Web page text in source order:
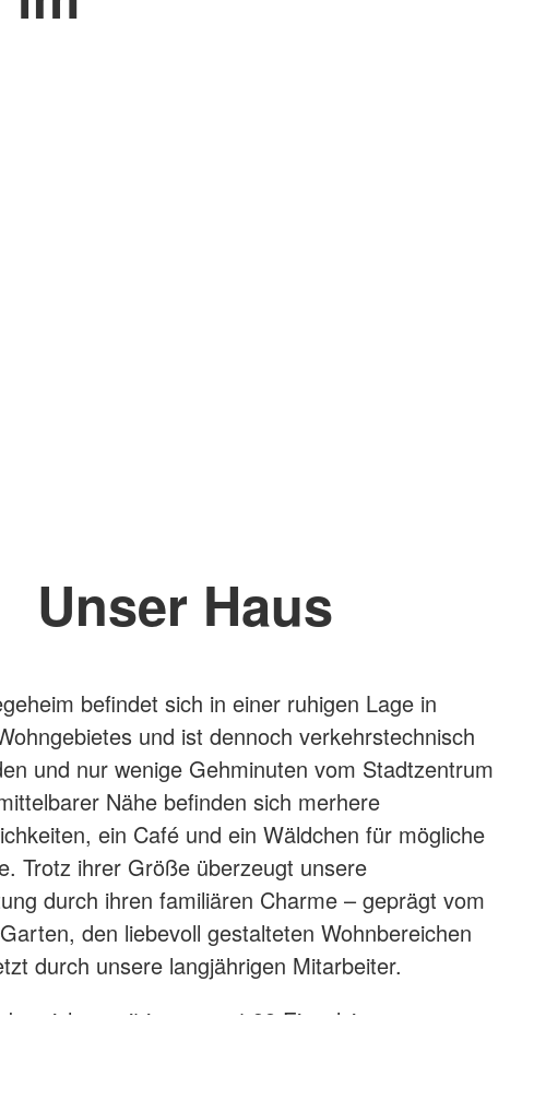
Unser Haus
befindet sich in einer ruhigen Lage in
und ist dennoch verkehrstechnisch
und nur wenige Gehminuten vom Stadtzentrum
Nähe befinden sich merhere
ein Café und ein Wäldchen für mögliche
Trotz ihrer Größe überzeugt unsere
durch ihren familiären Charme – geprägt vom
den liebevoll gestalteten Wohnbereichen
durch unsere langjährigen Mitarbeiter.
mit insgesamt 98 Einzelzimmern, von